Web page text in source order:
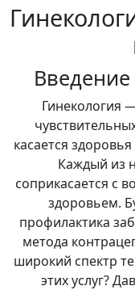
Гинекология
касается
Каждый из
соприкасается с
здоровьем.
профилактика
метода
широкий спектр
этих услуг?